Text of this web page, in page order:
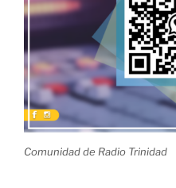
Comunidad de Radio Trinidad